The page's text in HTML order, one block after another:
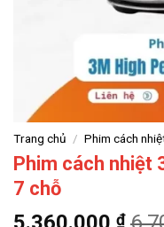
Trang chủ / Phim cách
Phim cách nhiệt
7 chỗ
₫